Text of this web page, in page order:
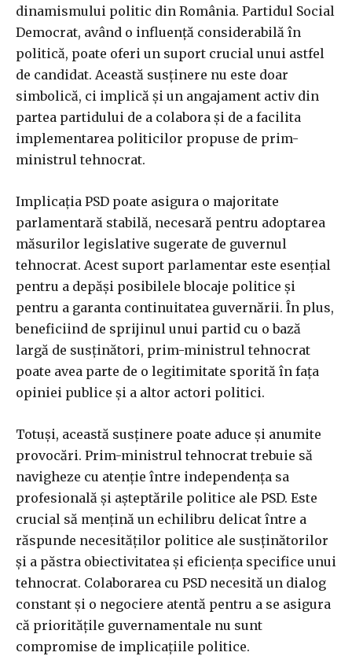
dinamismului politic din România. Partidul Social
Democrat, având o influență considerabilă în
politică, poate oferi un suport crucial unui astfel
de candidat. Această susținere nu este doar
simbolică, ci implică și un angajament activ din
partea partidului de a colabora și de a facilita
implementarea politicilor propuse de prim-
ministrul tehnocrat.
Implicația PSD poate asigura o majoritate
parlamentară stabilă, necesară pentru adoptarea
măsurilor legislative sugerate de guvernul
tehnocrat. Acest suport parlamentar este esențial
pentru a depăși posibilele blocaje politice și
pentru a garanta continuitatea guvernării. În plus,
beneficiind de sprijinul unui partid cu o bază
largă de susținători, prim-ministrul tehnocrat
poate avea parte de o legitimitate sporită în fața
opiniei publice și a altor actori politici.
Totuși, această susținere poate aduce și anumite
provocări. Prim-ministrul tehnocrat trebuie să
navigheze cu atenție între independența sa
profesională și așteptările politice ale PSD. Este
crucial să mențină un echilibru delicat între a
răspunde necesităților politice ale susținătorilor
și a păstra obiectivitatea și eficiența specifice unui
tehnocrat. Colaborarea cu PSD necesită un dialog
constant și o negociere atentă pentru a se asigura
că prioritățile guvernamentale nu sunt
compromise de implicațiile politice.